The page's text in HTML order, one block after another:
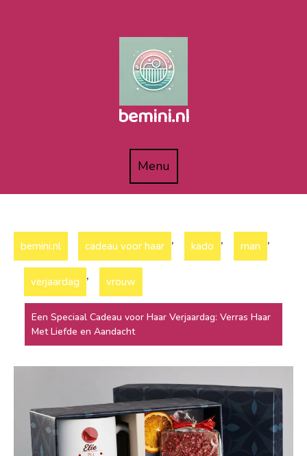
bemini.nl
MenuMenu
bemini.nl cadeau voor haar , kado , man ,
verjaardag , vrouw
Een Speciaal Cadeau voor Haar Verjaardag: Verras Haar
Met Liefde en Aandacht